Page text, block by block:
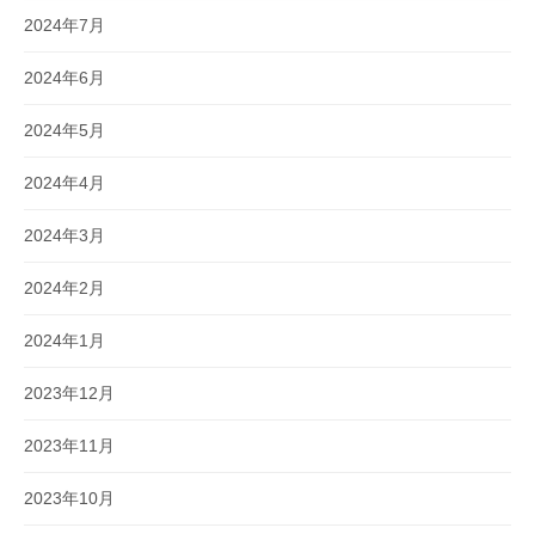
2024年7月
2024年6月
2024年5月
2024年4月
2024年3月
2024年2月
2024年1月
2023年12月
2023年11月
2023年10月